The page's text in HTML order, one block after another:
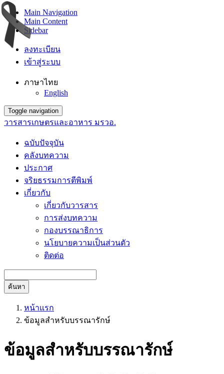
Main Navigation
Main Content
Sidebar
ลงทะเบียน
เข้าสู่ระบบ
ภาษาไทย
English
Toggle navigation
วารสารเกษตรและอาหาร มรวอ.
ฉบับปัจจุบัน
คลังบทความ
ประกาศ
จริยธรรมการตีพิมพ์
เกี่ยวกับ
เกี่ยวกับวารสาร
การส่งบทความ
กองบรรณาธิการ
นโยบายความเป็นส่วนตัว
ติดต่อ
ค้นหา
หน้าแรก
ข้อมูลสำหรับบรรณารักษ์
ข้อมูลสำหรับบรรณารักษ์